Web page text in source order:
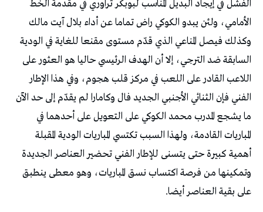
الفشل في إيجاد البديل المناسب لبوبكر تراوري في مقدمة الخط
الأمامي، ولئن يبدو الكوكي راض تماما عن أداء بلال آيت مالك
وكذلك فيصل المناعي الذي قدّم مستوى مقنعا للغاية في الودية
السابقة ضد الترجي، إلا أن الهدف الرئيسي حاليا هو العثور على
اللاعب القادر على اللعب في مركز قلب هجوم، وفي هذا الإطار
الفني فإن الثنائي الأجنبي الجديد فال وكامارا لم يقدّم إلى حد الآن
ما يشجع المدرب محمد الكوكي على التعويل على أحدهما في
المباريات القادمة، ولهذا السبب تكتسي المباريات الودية المقبلة
أهمية كبيرة حتى يتسنى للإطار الفني تحضير العناصر الجديدة
وتمكينها من فرصة اكتساب نسق المباريات، وهو معطى ينطبق
على بقية العناصر أيضا.